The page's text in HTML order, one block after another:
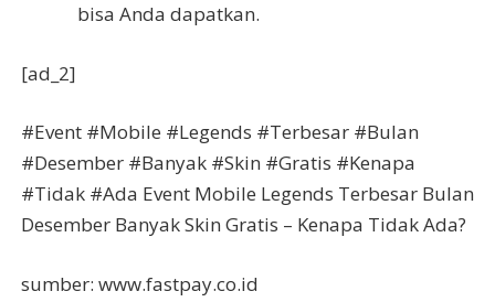
bisa Anda dapatkan.
[ad_2]
#Event #Mobile #Legends #Terbesar #Bulan
#Desember #Banyak #Skin #Gratis #Kenapa
#Tidak #Ada Event Mobile Legends Terbesar Bulan
Desember Banyak Skin Gratis – Kenapa Tidak Ada?
sumber: www.fastpay.co.id